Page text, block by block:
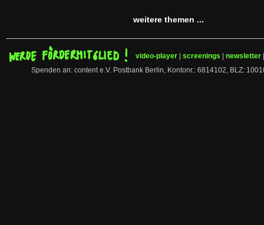
weitere themen ...
video-player screenings newsletter
Spenden an: content e.V. Postbank Berlin, Kontonr.: 6814102, BLZ: